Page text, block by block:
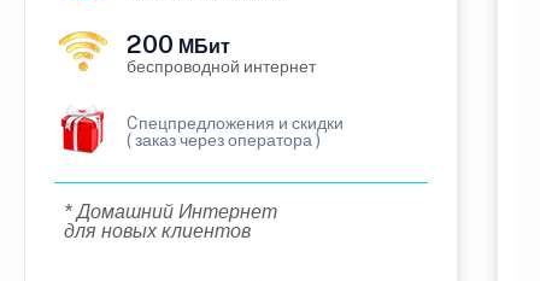
200 МБит
беспроводной интернет
Cпецпредложения и скидки
( заказ через оператора )
* Домашний Интернет
для новых клиентов